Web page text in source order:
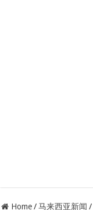
Home / 马来西亚新闻 /